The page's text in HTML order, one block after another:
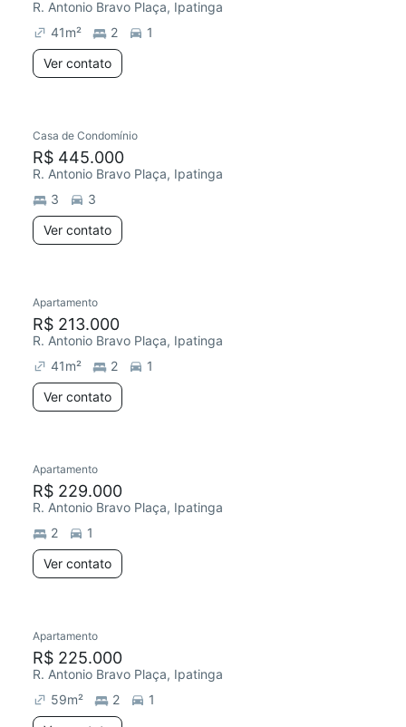
R. Antonio Bravo Plaça, Ipatinga
41m² 2
1
Ver contato
Casa de Condomínio
R$ 445.000
R. Antonio Bravo Plaça, Ipatinga
3
3
Ver contato
Apartamento
R$ 213.000
R. Antonio Bravo Plaça, Ipatinga
41m² 2
1
Ver contato
Apartamento
R$ 229.000
R. Antonio Bravo Plaça, Ipatinga
2
1
Ver contato
Apartamento
R$ 225.000
R. Antonio Bravo Plaça, Ipatinga
59m² 2
1